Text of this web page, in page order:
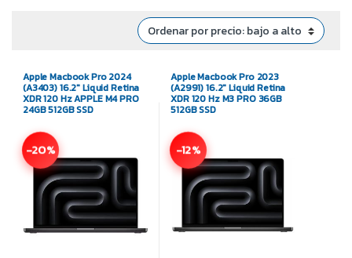
Apple Macbook Pro 2024
(A3403) 16.2″ Liquid Retina
XDR 120 Hz APPLE M4 PRO
24GB 512GB SSD
-20%
Apple Macbook Pro 2023
(A2991) 16.2″ Liquid Retina
XDR 120 Hz M3 PRO 36GB
512GB SSD
-12%